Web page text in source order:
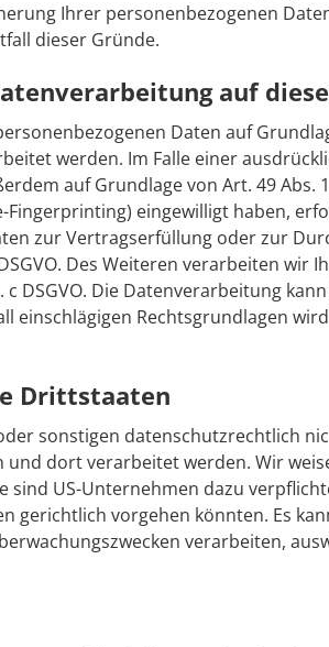
Ihrer personenbezogenen
dieser Gründe.
auf
Daten auf
werden. Im Falle einer
auf Grundlage von Art. 49 Abs.
eingewilligt haben,
zur Vertragserfüllung oder zur
Des Weiteren verarbeiten wir
DSGVO. Die Datenverarbeitung
einschlägigen Rechtsgrundlagen
Drittstaaten
sonstigen datenschutzrechtlich
dort verarbeitet werden. Wir
US-Unternehmen dazu
vorgehen könnten. Es
verarbeiten,